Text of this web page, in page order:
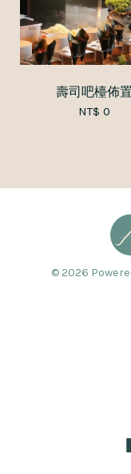
壽司吧檯佈置
NT$ 0
© 2026